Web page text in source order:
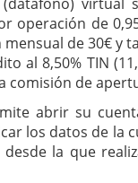
(datafono)
operación de
de 30€ y
al 8,50% TIN
comisión de
abrir su
los datos de la
desde la que